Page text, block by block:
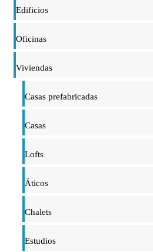
Edificios
Oficinas
Viviendas
Casas prefabricadas
Casas
Lofts
Áticos
Chalets
Estudios